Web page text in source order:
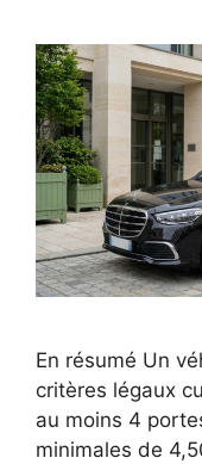
En résumé Un
critères légaux
au moins 4
minimales de